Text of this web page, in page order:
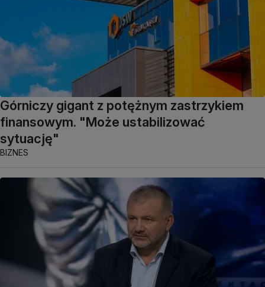
Górniczy gigant z potężnym zastrzykiem
finansowym. "Może ustabilizować
sytuację"
BIZNES